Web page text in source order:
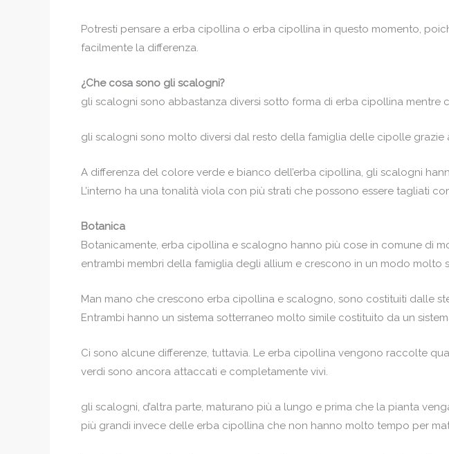
Potresti pensare a erba cipollina o erba cipollina in questo momento,
facilmente la differenza.
¿Che cosa sono gli scalogni?
gli scalogni sono abbastanza diversi sotto forma di erba cipollina
gli scalogni sono molto diversi dal resto della famiglia delle cipolle grazie
A differenza del colore verde e bianco dell’erba cipollina, gli scalogni
L’interno ha una tonalità viola con più strati che possono essere tagliati
Botanica
Botanicamente, erba cipollina e scalogno hanno più cose in comune di
entrambi membri della famiglia degli allium e crescono in un modo molto
Man mano che crescono erba cipollina e scalogno, sono costituiti dalle
Entrambi hanno un sistema sotterraneo molto simile costituito da un
Ci sono alcune differenze, tuttavia. Le erba cipollina vengono raccolte
verdi sono ancora attaccati e completamente vivi.
gli scalogni, d’altra parte, maturano più a lungo e prima che la pianta
più grandi invece delle erba cipollina che non hanno molto tempo per